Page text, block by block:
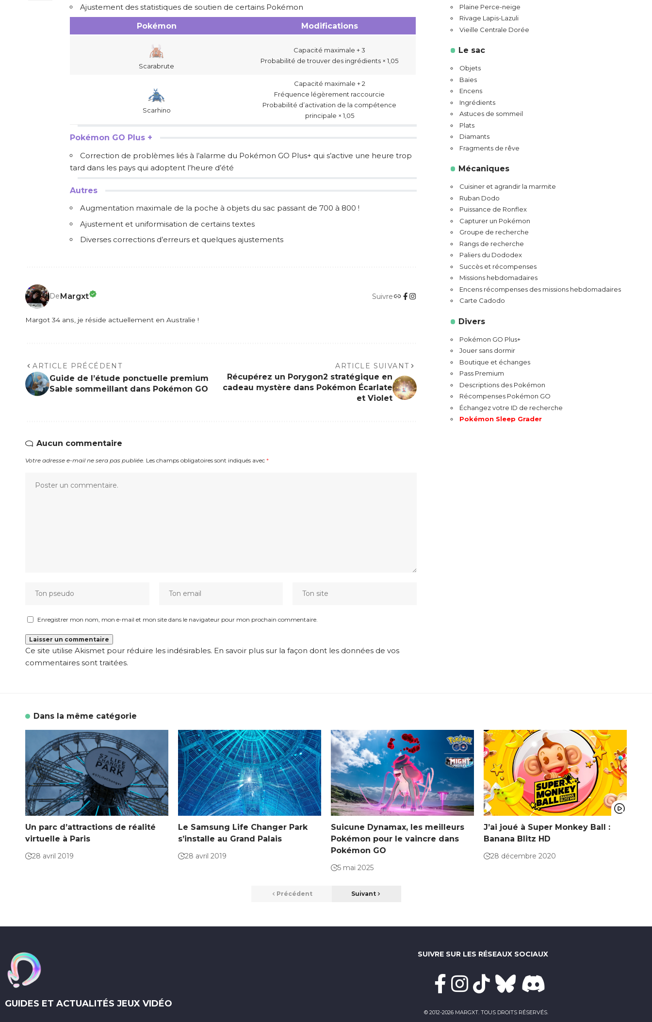
Ajustement des statistiques de soutien de certains Pokémon
Pokémon Modifications
Scarabrute
Capacité maximale + 3
Probabilité de trouver des ingrédients × 1,05
Scarhino
Capacité maximale + 2
Fréquence légèrement raccourcie
Probabilité d’activation de la compétence
principale × 1,05
Pokémon GO Plus +
Correction de problèmes liés à l’alarme du Pokémon GO Plus+ qui s’active une heure trop
tard dans les pays qui adoptent l’heure d’été
Autres
Augmentation maximale de la poche à objets du sac passant de 700 à 800 !
Ajustement et uniformisation de certains textes
Diverses corrections d’erreurs et quelques ajustements
DeMargxt Suivre
Margot 34 ans, je réside actuellement en Australie !
ARTICLE PRÉCÉDENT
Guide de l’étude ponctuelle premium
Sable sommeillant dans Pokémon GO
ARTICLE SUIVANT
Récupérez un Porygon2 stratégique en
cadeau mystère dans Pokémon Écarlate
et Violet
Aucun commentaire
Votre adresse e-mail ne sera pas publiée. Les champs obligatoires sont indiqués avec *
Enregistrer mon nom, mon e-mail et mon site dans le navigateur pour mon prochain commentaire.
Ce site utilise Akismet pour réduire les indésirables. En savoir plus sur la façon dont les données de vos
commentaires sont traitées.
Plaine Perce-neige
Rivage Lapis-Lazuli
Vieille Centrale Dorée
Le sac
Objets
Baies
Encens
Ingrédients
Astuces de sommeil
Plats
Diamants
Fragments de rêve
Mécaniques
Cuisiner et agrandir la marmite
Ruban Dodo
Puissance de Ronflex
Capturer un Pokémon
Groupe de recherche
Rangs de recherche
Paliers du Dododex
Succès et récompenses
Missions hebdomadaires
Encens récompenses des missions hebdomadaires
Carte Cadodo
Divers
Pokémon GO Plus+
Jouer sans dormir
Boutique et échanges
Pass Premium
Descriptions des Pokémon
Récompenses Pokémon GO
Échangez votre ID de recherche
Pokémon Sleep Grader
Dans la même catégorie
Un parc d’attractions de réalité
virtuelle à Paris
28 avril 2019
Le Samsung Life Changer Park
s’installe au Grand Palais
28 avril 2019
Suicune Dynamax, les meilleurs
Pokémon pour le vaincre dans
Pokémon GO
5 mai 2025
J’ai joué à Super Monkey Ball :
Banana Blitz HD
28 décembre 2020
Précédent Suivant
GUIDES ET ACTUALITÉS JEUX VIDÉO
SUIVRE SUR LES RÉSEAUX SOCIAUX
© 2012-2026 MARGXT. TOUS DROITS RÉSERVÉS.